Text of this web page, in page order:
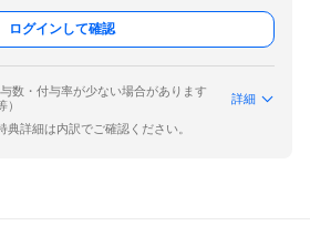
ログインして確認
数・付与率が少ない場合があります
）
詳細
詳細は内訳でご確認ください。